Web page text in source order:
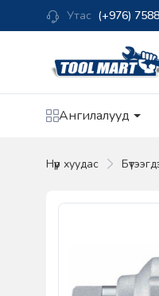
Утас (+976)
Ангилалууд
Нүүр хуудас